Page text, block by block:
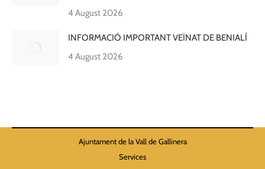
4 August 2026
INFORMACIÓ IMPORTANT VEÏNAT DE BENIALÍ
4 August 2026
Ajuntament de la Vall de Gallinera
Services